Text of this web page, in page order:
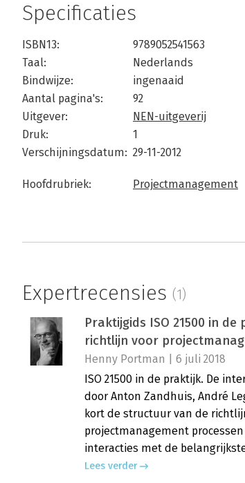
Specificaties
ISBN13:
9789052541563
Taal:
Nederlands
Bindwijze:
ingenaaid
Aantal pagina's:
92
Uitgever:
NEN-uitgeverij
Druk:
1
Verschijningsdatum: 29-11-2012
Hoofdrubriek: Projectmanagement
Expertrecensies (1)
Praktijgids ISO 21500 in
richtlijn voor
Henny Portman | 6 juli 2018
ISO 21500 in de praktijk. De
door Anton Zandhuis, André
kort de structuur van de
projectmanagement
interacties met de
Lees verder